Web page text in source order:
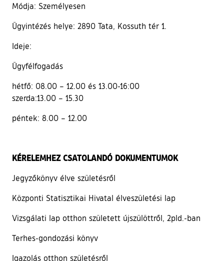
Módja: Személyesen
Ügyintézés helye: 2890 Tata, Kossuth tér 1.
Ideje:
Ügyfélfogadás
hétfő: 08.00 – 12.00 és 13.00-16:00
szerda:13.00 – 15.30
péntek: 8.00 – 12.00
KÉRELEMHEZ CSATOLANDÓ DOKUMENTUMOK
Jegyzőkönyv élve születésről
Központi Statisztikai Hivatal élveszületési lap
Vizsgálati lap otthon született újszülöttről, 2pld.-ban
Terhes-gondozási könyv
Igazolás otthon születésről